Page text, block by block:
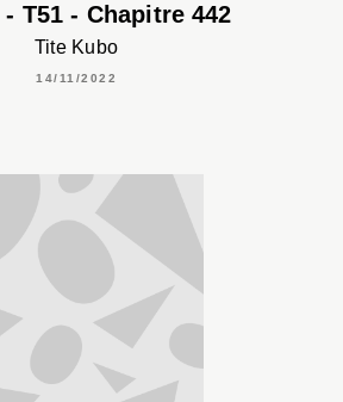
T51 - Chapitre 442
Tite Kubo
14/11/2022